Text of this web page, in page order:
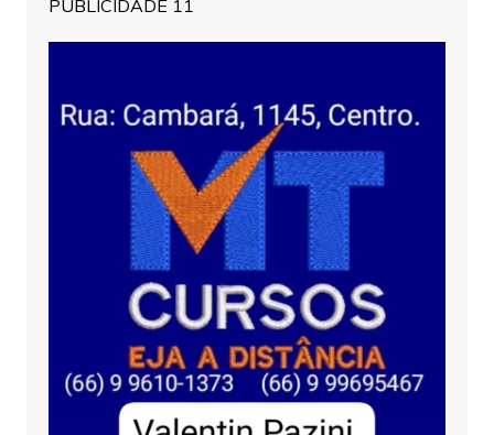
PUBLICIDADE 11